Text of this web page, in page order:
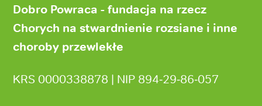
stronyDobro Powraca - fundacja na rzecz
Chorych na stwardnienie rozsiane i inne
choroby przewlekłe
KRS 0000338878 | NIP 894‑29‑86‑057